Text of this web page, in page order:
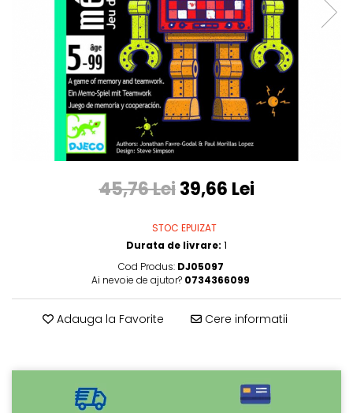
45,76 Lei 39,66 Lei
STOC EPUIZAT
Durata de livrare: 1
Cod Produs: DJ05097
Ai nevoie de ajutor? 0734366099
Adauga la Favorite Cere informatii